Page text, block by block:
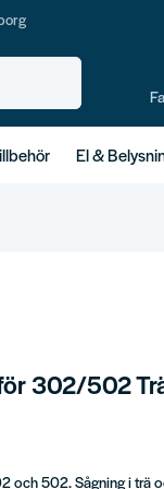
El &
302/502
och 502. Sågning i trä